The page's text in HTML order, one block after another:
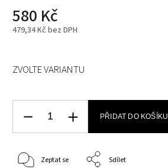
580 Kč
479,34 Kč bez DPH
ZVOLTE VARIANTU
PŘIDAT DO KOŠÍKU
Zeptat se Sdílet